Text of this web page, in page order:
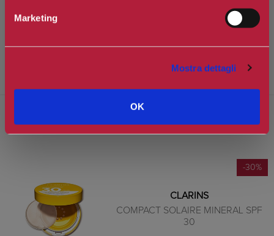
Marketing
Mostra dettagli
OK
PRODOTTI CORRELATI
-30%
CLARINS
COMPACT SOLAIRE MINERAL SPF
30